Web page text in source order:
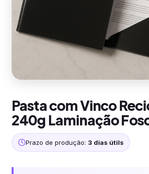
Pasta com Vinco
240g Laminação
Prazo de produção: 3 dias útils